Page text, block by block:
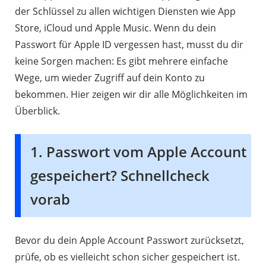
der Schlüssel zu allen wichtigen Diensten wie App
Store, iCloud und Apple Music. Wenn du dein
Passwort für Apple ID vergessen hast, musst du dir
keine Sorgen machen: Es gibt mehrere einfache
Wege, um wieder Zugriff auf dein Konto zu
bekommen. Hier zeigen wir dir alle Möglichkeiten im
Überblick.
1. Passwort vom Apple Account
gespeichert? Schnellcheck
vorab
Bevor du dein Apple Account Passwort zurücksetzt,
prüfe, ob es vielleicht schon sicher gespeichert ist.